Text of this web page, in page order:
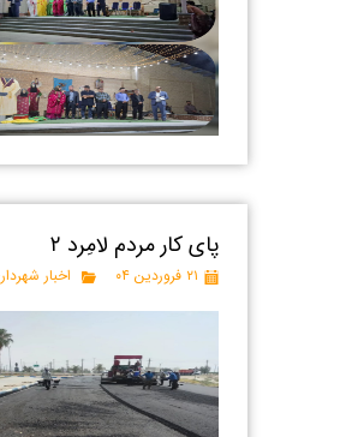
پای کار مردم لامِرد ۲
۲۱ فروردین ۰۴ اخبار